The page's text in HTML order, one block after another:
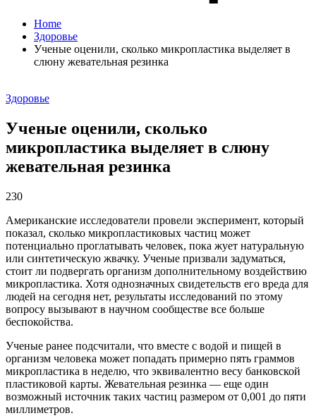
Home
Здоровье
Ученые оценили, сколько микропластика выделяет в
слюну жевательная резинка
Здоровье
Ученые оценили, сколько
микропластика выделяет в слюну
жевательная резинка
230
Американские исследователи провели эксперимент, который
показал, сколько микропластиковых частиц может
потенциально проглатывать человек, пока жует натуральную
или синтетическую жвачку. Ученые призвали задуматься,
стоит ли подвергать организм дополнительному воздействию
микропластика. Хотя однозначных свидетельств его вреда для
людей на сегодня нет, результаты исследований по этому
вопросу вызывают в научном сообществе все больше
беспокойства.
Ученые ранее подсчитали, что вместе с водой и пищей в
организм человека может попадать примерно пять граммов
микропластика в неделю, что эквивалентно весу банковской
пластиковой карты. Жевательная резинка — еще один
возможный источник таких частиц размером от 0,001 до пяти
миллиметров.